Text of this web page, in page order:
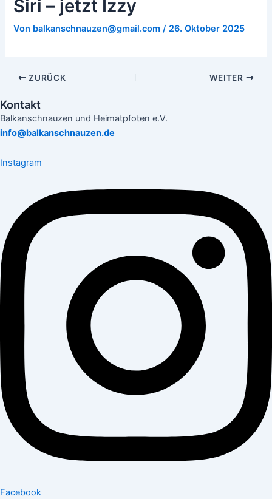
Siri – jetzt Izzy
Von balkanschnauzen@gmail.com/ 26. Oktober 2025
ZURÜCK WEITER
Kontakt
Balkanschnauzen und Heimatpfoten e.V.
info@balkanschnauzen.de
Instagram
Facebook